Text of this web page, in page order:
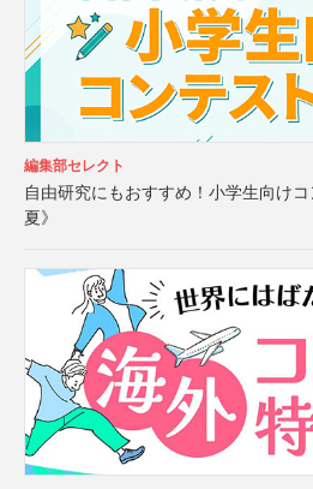
編集部セレクト
自由研究にもおすすめ！小学生向け
夏》